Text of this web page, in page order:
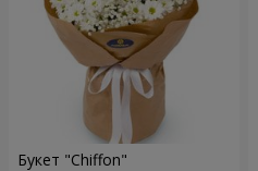
Букет "Chiffon"